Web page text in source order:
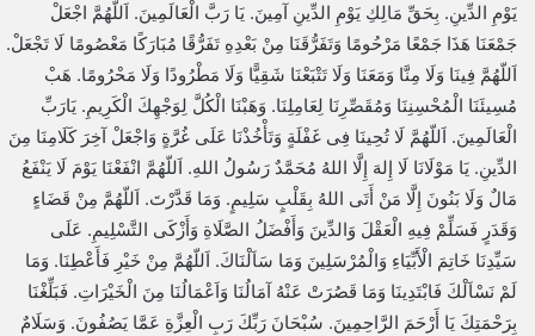
يَوْمِ الدِّينِ. بِحَقِّ مَالِكِ يَوْمِ الدِّينِ آمِينَ. يَا رَبَّ الْعَالَمِينَ. اَللّهُمَّ اجْعَلْ
جَمْعَنَا هَذَا جَمْعًا مَرْحُومًا وَتَفَرُّقَنَا مِنْ بَعْدِهِ تَفَرُّقًا مُبَارَكًا مَعْصُومًا لَا تَجْعَلْ.
اَللّهُمَّ فِينَا وَلَا مِنَّا وَمَعَنَا وَلَا تَتْبَعْنَا شَقِيًّا وَلَا مَطْرُودًا وَلَا مَحْرُومًا. هَبْ
مُسِيئَنَا الْمُحْسِنِنَا وَمُقَصِّرِنَا لِعَامِلِنَا. وَهَبْنَا الْكُلَّ لِوَجْهِكَ الْكَرِيمِ. يَارَبِّ
الْعَالَمِينَ. اَللّهُمَّ لَا تُحِينَا فِى غَفْلَةٍ وَتَأْخُذْنَا عَلَى غُرَّةٍ وَاجْعَلْ آخِرَ كَلَامِنَا مِنَ
الدِّينِ. يَا مَوْلَانَا لَا إِلهَ إِلَّا اللهُ مُحَمَّدٌ رَسُولُ اللهِ. اَللّهُمَّ انْفَعْنَا يَوْمَ لَا يَنْفَعُ
مَالٌ وَلَا بَنُونَ إِلَّا مَنْ أَتَى اللهُ بِقَلْبٍ سَلِيمٍ. وَمَا قَدَّرْتَ. اَللّهُمَّ مِنْ قَضَاءٍ
وَقَدَرٍ فَسَلِّمْ فِيهِ الْعَقْلَ وَالدِّينَ وَأَفْضَلُ الصَّلَاةِ وَأَزْكَى التَّسْلِيمِ. عَلَى
سَيِّدِنَا خَاتِمَ الْأَبِّيَاءِ وَالْمُرْسَلِينَ وَمَا سَاَلْنَاكَ. اَللّهُمَّ مِنْ خَيْرِ فَأَعْطِنَا. وَمَا
لَمْ نَسْاَلْكَ فَابْتَدِينَا وَمَا قَصُرَتْ عَنْهُ آمَالُنَا وَاَعْمَالُنَا مِنَ الْخَيْرَاتِ. فَبَلِّغْنَا
بِرَحْمَتِكَ يَا أَرْحَمَ الرَّاحِمِينَ. سُبْحَانَ رَبِّكَ رَبِ الْعِزَّةِ عَمَّا يَصُفُونَ. وَسَلَامٌ